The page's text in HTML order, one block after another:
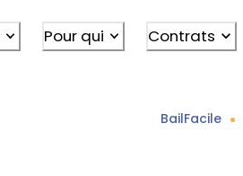
Pour qui Contrats
BailFacile